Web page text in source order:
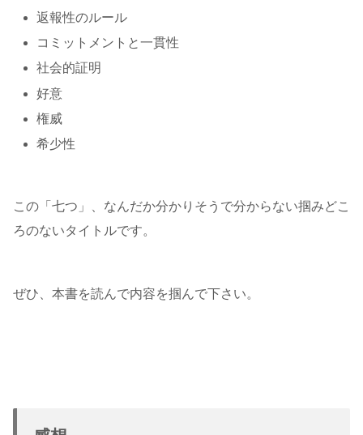
返報性のルール
コミットメントと一貫性
社会的証明
好意
権威
希少性
この「七つ」、なんだか分かりそうで分からない掴みどこ
ろのないタイトルです。
ぜひ、本書を読んで内容を掴んで下さい。